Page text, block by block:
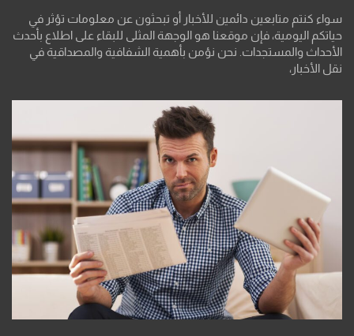
سواء كنتم متابعين دائمين للأخبار أو تبحثون عن معلومات تؤثر في
حياتكم اليومية، فإن موقعنا هو الوجهة المثلى للبقاء على اطلاع بأحدث
الأحداث والمستجدات. نحن نؤمن بأهمية الشفافية والمصداقية في
نقل الأخبار،